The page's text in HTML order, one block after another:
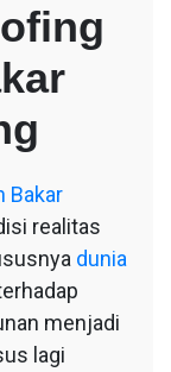
Waterproofing
Membran
Bakar
Tulungagung
Bakar
realitas
dunia
menjadi
lagi